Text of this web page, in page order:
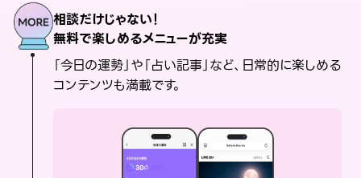
相談だけじゃない！
無料で楽しめるメニューが充実
「今日の運勢」や「占い記事」など、日常的に楽しめる
コンテンツも満載です。